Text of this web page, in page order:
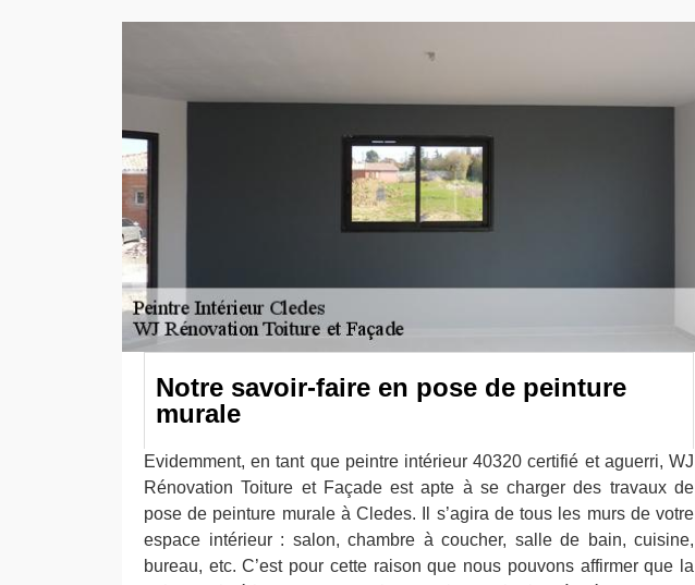
Notre savoir-faire en pose de peinture
murale
Evidemment, en tant que peintre intérieur 40320 certifié et aguerri, WJ
Rénovation Toiture et Façade est apte à se charger des travaux de
pose de peinture murale à Cledes. Il s’agira de tous les murs de votre
espace intérieur : salon, chambre à coucher, salle de bain, cuisine,
bureau, etc. C’est pour cette raison que nous pouvons affirmer que la